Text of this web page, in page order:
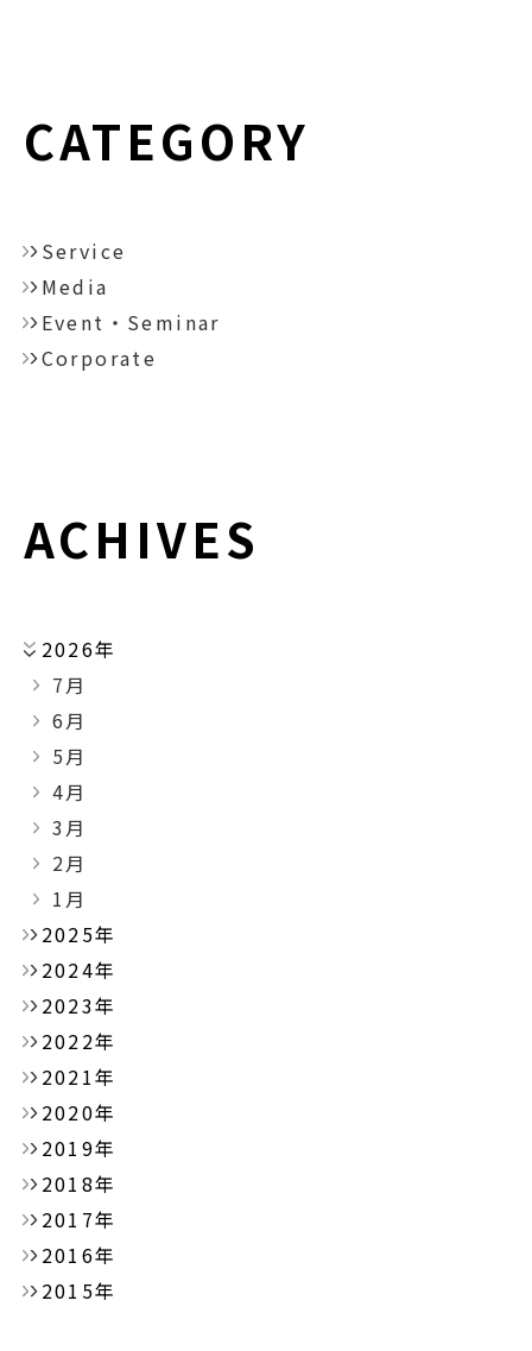
CATEGORY
Service
Media
Event・Seminar
Corporate
ACHIVES
2026年
7月
6月
5月
4月
3月
2月
1月
2025年
2024年
2023年
2022年
2021年
2020年
2019年
2018年
2017年
2016年
2015年